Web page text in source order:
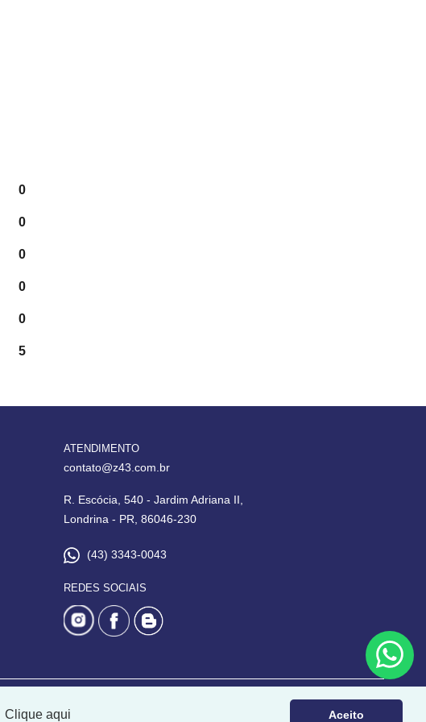
Clique aqui Aceito
0
0
0
0
0
5
ATENDIMENTO
contato@z43.com.br
R. Escócia, 540 - Jardim Adriana II,
Londrina - PR, 86046-230
(43) 3343-0043
REDES SOCIAIS